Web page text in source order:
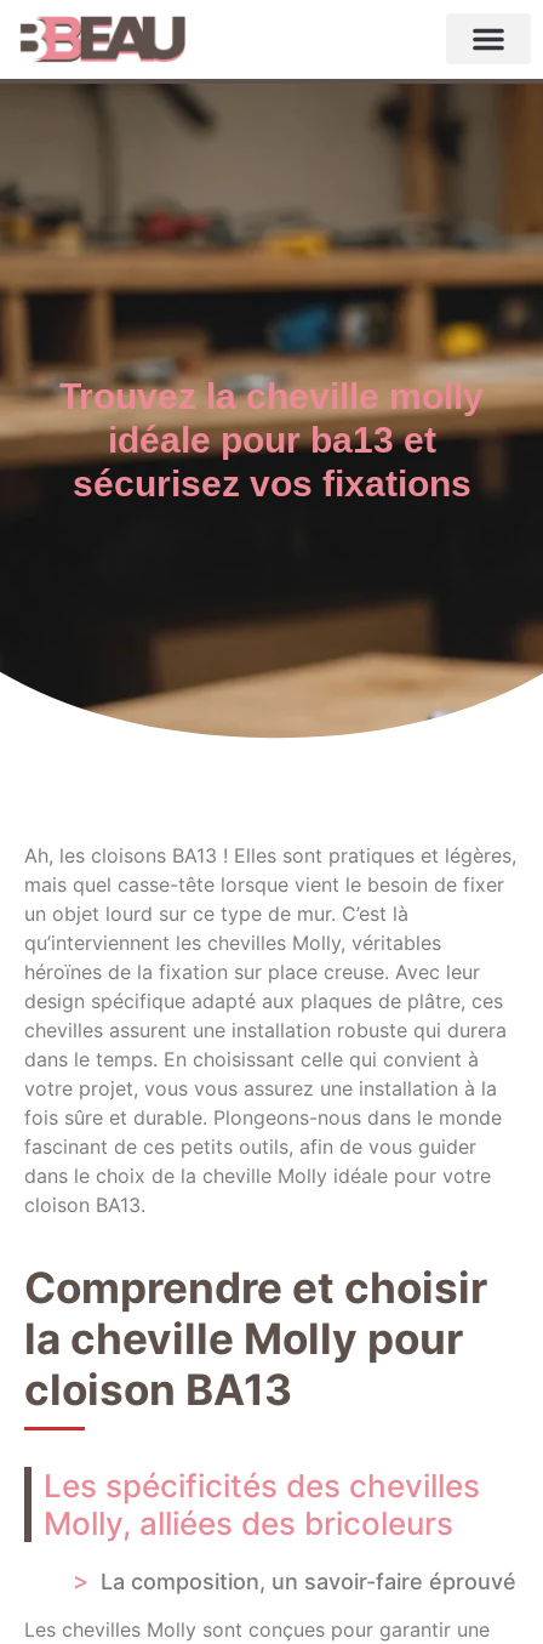
Trouvez la cheville molly
idéale pour ba13 et
sécurisez vos fixations
Ah, les cloisons BA13 ! Elles sont pratiques et légères,
mais quel casse-tête lorsque vient le besoin de fixer
un objet lourd sur ce type de mur. C’est là
qu’interviennent les chevilles Molly, véritables
héroïnes de la fixation sur place creuse. Avec leur
design spécifique adapté aux plaques de plâtre, ces
chevilles assurent une installation robuste qui durera
dans le temps. En choisissant celle qui convient à
votre projet, vous vous assurez une installation à la
fois sûre et durable. Plongeons-nous dans le monde
fascinant de ces petits outils, afin de vous guider
dans le choix de la cheville Molly idéale pour votre
cloison BA13.
Comprendre et choisir
la cheville Molly pour
cloison BA13
Les spécificités des chevilles
Molly, alliées des bricoleurs
La composition, un savoir-faire éprouvé
Les chevilles Molly sont conçues pour garantir une